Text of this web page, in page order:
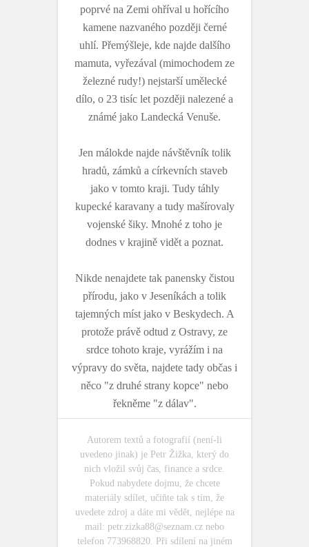
poprvé na Zemi ohříval u hořícího
kamene nazvaného později černé
uhlí. Přemýšleje, kde najde dalšího
mamuta, vyřezával (mimochodem ze
železné rudy!) nejstarší umělecké
dílo, o 23 tisíc let později nalezené a
známé jako Landecká Venuše.
Jen málokde najde návštěvník tolik
hradů, zámků a církevních staveb
jako v tomto kraji. Tudy táhly
kupecké karavany a tudy mašírovaly
vojenské šiky. Mnohé z toho je
dodnes v krajině vidět a poznat.
Nikde nenajdete tak panensky čistou
přírodu, jako v Jeseníkách a tolik
tajemných míst jako v Beskydech. A
protože právě odtud z Ostravy, ze
srdce tohoto kraje, vyrážím i na
výpravy do světa, najdete tady občas i
něco "z druhé strany kopce" nebo
řekněme "z dálav".
Autorem textů a fotografií (není-li
uvedeno jinak) je Petr Žižka, který do
nich vložil svůj čas, finance a srdce.
Pokud nabydete dojmu, že chcete
materiály sdílet, učiňte tak s tím, že
uvedete zdroj a dáte mi vědět, nejlépe na
mail: petr.zizka88@seznam.cz nebo
telefon 773968820. Při sdílení na jiném